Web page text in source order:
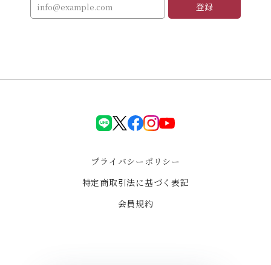
登録
プライバシーポリシー
特定商取引法に基づく表記
会員規約